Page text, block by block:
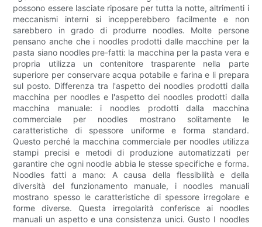
possono essere lasciate riposare per tutta la notte, altrimenti i
meccanismi interni si incepperebbero facilmente e non
sarebbero in grado di produrre noodles. Molte persone
pensano anche che i noodles prodotti dalle macchine per la
pasta siano noodles pre-fatti: la macchina per la pasta vera e
propria utilizza un contenitore trasparente nella parte
superiore per conservare acqua potabile e farina e li prepara
sul posto. Differenza tra l'aspetto dei noodles prodotti dalla
macchina per noodles e l'aspetto dei noodles prodotti dalla
macchina manuale: i noodles prodotti dalla macchina
commerciale per noodles mostrano solitamente le
caratteristiche di spessore uniforme e forma standard.
Questo perché la macchina commerciale per noodles utilizza
stampi precisi e metodi di produzione automatizzati per
garantire che ogni noodle abbia le stesse specifiche e forma.
Noodles fatti a mano: A causa della flessibilità e della
diversità del funzionamento manuale, i noodles manuali
mostrano spesso le caratteristiche di spessore irregolare e
forme diverse. Questa irregolarità conferisce ai noodles
manuali un aspetto e una consistenza unici. Gusto I noodles